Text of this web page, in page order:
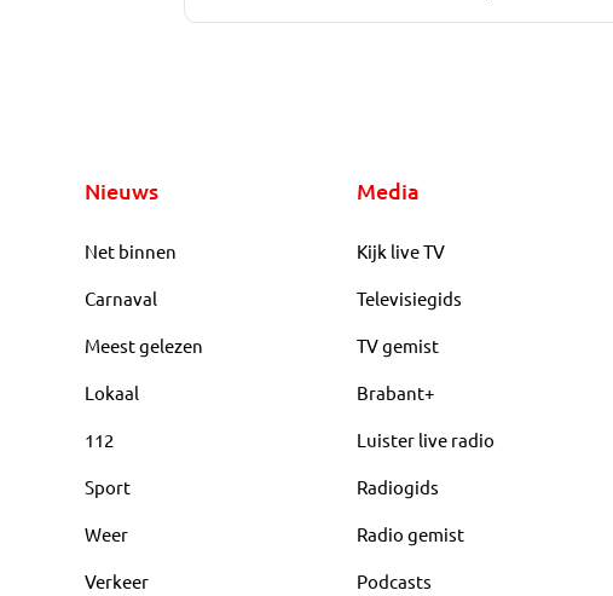
Nieuws
Net binnen
Carnaval
Meest gelezen
Lokaal
112
Sport
Weer
Verkeer
Media
Kijk live TV
Televisiegids
TV gemist
Brabant+
Luister live radio
Radiogids
Radio gemist
Podcasts